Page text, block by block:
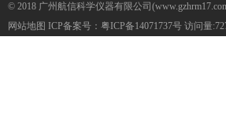
© 2018 广州航信科学仪器有限公司
网站地图 ICP备案号： 粤ICP备14071737号 访问量